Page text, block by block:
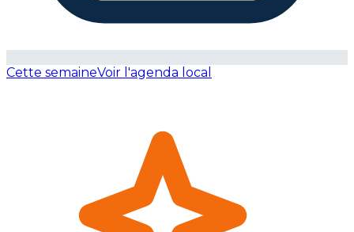
Cette semaineVoir l'agenda local